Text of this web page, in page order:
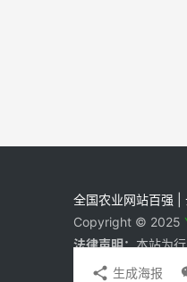
生成海报
全国农业网站百强 |
Copyright © 2025
法律声明：本站为